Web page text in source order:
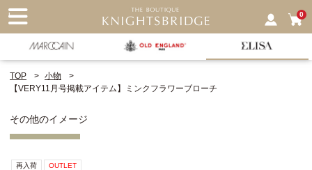
0
TOP
小物
【VERY11月号掲載アイテム】ミンクフラワーブローチ
その他のイメージ
再入荷 OUTLET